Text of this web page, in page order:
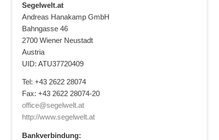
Segelwelt.at
Andreas Hanakamp GmbH
Bahngasse 46
2700 Wiener Neustadt
Austria
UID: ATU37720409
Tel: +43 2622 28074
Fax: +43 2622 28074-20
office@segelwelt.at
http://www.segelwelt.at
Bankverbindung: